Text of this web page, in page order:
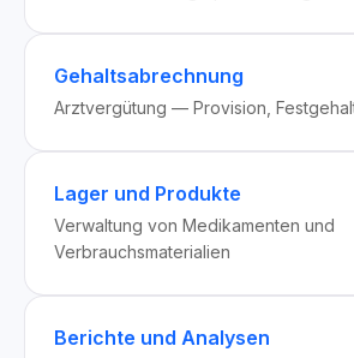
Gehaltsabrechnung
Arztvergütung — Provision,
Lager und Produkte
Verwaltung von Medikamenten und
Verbrauchsmaterialien
Berichte und Analysen